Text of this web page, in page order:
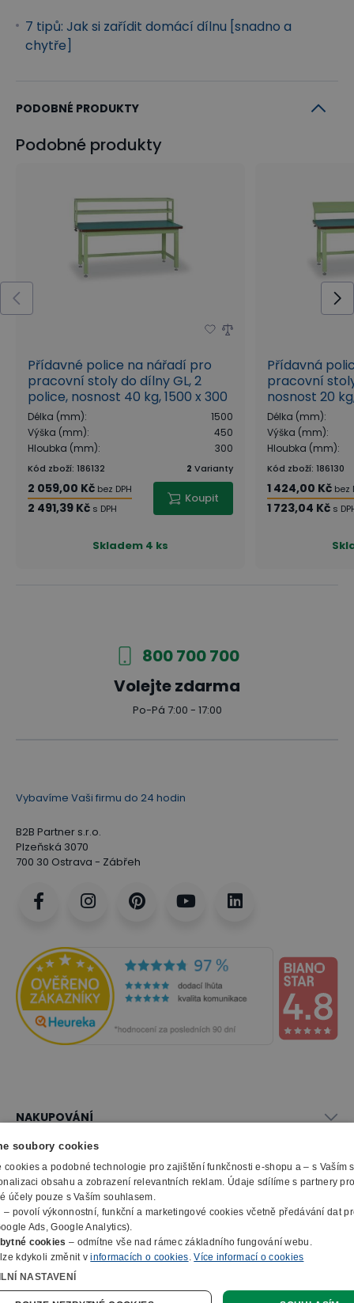
7 tipů: Jak si zařídit domácí dílnu [snadno a
chytře]
PODOBNÉ PRODUKTY
Podobné produkty
Přídavné police na nářadí pro
pracovní stoly do dílny GL, 2
police, nosnost 40 kg, 1500 x 300
x 450 mm
Délka (mm):
1500
Výška (mm):
450
Hloubka (mm): 300
Kód zboží: 186132 2 Varianty
2 059,00 Kč bez DPH
2 491,39 Kč s DPH
Koupit
Skladem 4 ks
Přídavná
pracovní
nosnost 20
mm
Délka (mm):
Výška (mm):
Hloubka (mm):
Kód zboží: 186130
1 424,00 Kč bez
1 723,04 Kč s
800 700 700
Volejte zdarma
Po-Pá 7:00 - 17:00
Vybavíme Vaši firmu do 24 hodin
B2B Partner s.r.o.
Plzeňská 3070
700 30 Ostrava - Zábřeh
NAKUPOVÁNÍ
Vše o nákupu
Obchodní podmínky
Doprava a montáž
Možnosti platby
Záruka, servis, reklamace
Ochrana osobních údajů
Informace o cookies
Jak nakupovat
SLUŽBY
Naše katalogy
Reklamační formulář
Výroba kancelářského nábytku
Zpracování elektroodpadu
E-Procurement
O FIRMĚ
O nás
Kontakty
Členství v organizacích
Ocenění a certifikáty
© 2010 - 2026 B2B Partner s.r.o. - Všechna práva vyhrazena.
soubory cookies
cookies a podobné technologie pro zajištění funkčnosti e-shopu a – s Vaším
obsahu a zobrazení relevantních reklam. Údaje sdílíme s partnery
účely pouze s Vaším souhlasem.
– povolí výkonnostní, funkční a marketingové cookies včetně předávání dat
Ads, Google Analytics).
cookies – odmítne vše nad rámec základního fungování webu.
kdykoli změnit vinformacích o cookies. Více informací o cookies
NASTAVENÍ